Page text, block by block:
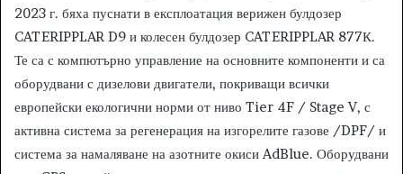
2023 г. бяха пуснати в експлоатация верижен булдозер
CATERIPPLAR D9 и колесен булдозер CATERIPPLAR 877К.
Те са с компютърно управление на основните компоненти и са
оборудвани с дизелови двигатели, покриващи всички
европейски екологични норми от ниво Tier 4F / Stage V, с
активна система за регенерация на изгорелите газове /DPF/ и
система за намаляване на азотните окиси AdBlue. Оборудвани